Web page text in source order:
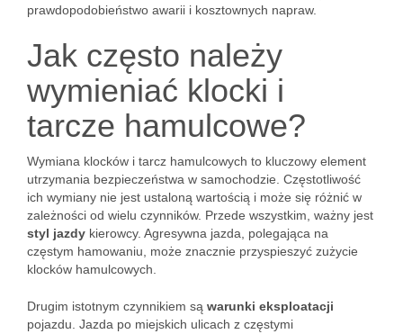
prawdopodobieństwo awarii i kosztownych napraw.
Jak często należy
wymieniać klocki i
tarcze hamulcowe?
Wymiana klocków i tarcz hamulcowych to kluczowy element
utrzymania bezpieczeństwa w samochodzie. Częstotliwość
ich wymiany nie jest ustaloną wartością i może się różnić w
zależności od wielu czynników. Przede wszystkim, ważny jest
styl jazdy kierowcy. Agresywna jazda, polegająca na
częstym hamowaniu, może znacznie przyspieszyć zużycie
klocków hamulcowych.
Drugim istotnym czynnikiem są warunki eksploatacji
pojazdu. Jazda po miejskich ulicach z częstymi